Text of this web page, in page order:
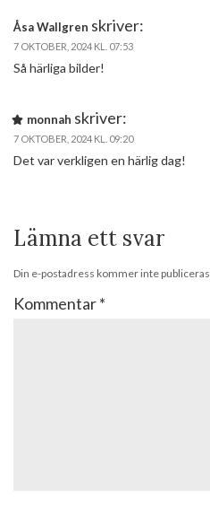
Åsa Wallgren skriver:
7 OKTOBER, 2024 KL. 07:53
Så härliga bilder!
monnah skriver:
7 OKTOBER, 2024 KL. 09:20
Det var verkligen en härlig dag!
Lämna ett svar
Din e-postadress kommer inte publiceras.
Kommentar*